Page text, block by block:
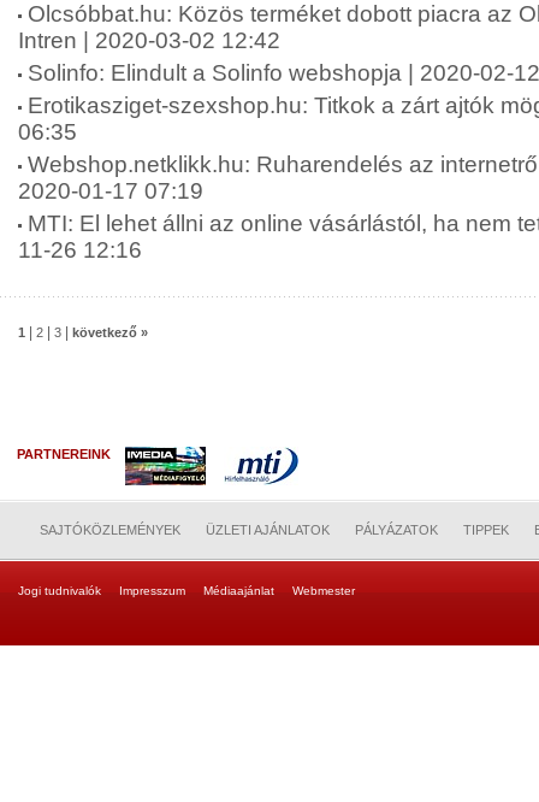
Olcsóbbat.hu: Közös terméket dobott piacra az
Intren | 2020-03-02 12:42
Solinfo: Elindult a Solinfo webshopja | 2020-02-
Erotikasziget-szexshop.hu: Titkok a zárt ajtók
06:35
Webshop.netklikk.hu: Ruharendelés az
2020-01-17 07:19
MTI: El lehet állni az online vásárlástól, ha nem
11-26 12:16
1 2 3 következő »
PARTNEREINK
SAJTÓKÖZLEMÉNYEK ÜZLETI AJÁNLATOK PÁLYÁZATOK TIPPEK
Jogi tudnivalók Impresszum Médiaajánlat Webmester